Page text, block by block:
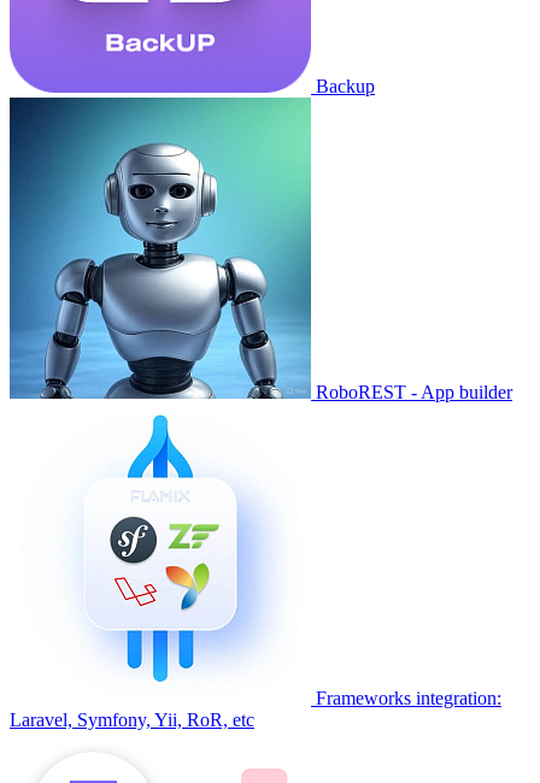
Backup
RoboREST - App builder
Frameworks integration:
Laravel, Symfony, Yii, RoR, etc